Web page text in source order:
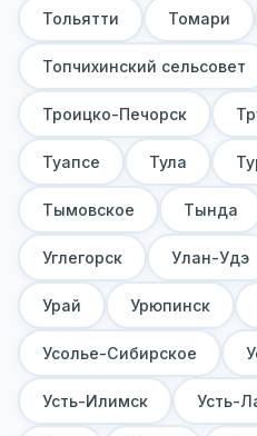
Тольятти Томари
Топчихинский сельсовет
Троицко-Печорск
Туапсе Тула
Тымовское Тында
Углегорск Улан-Удэ
Урай Урюпинск
Усолье-Сибирское
Усть-Илимск Усть-